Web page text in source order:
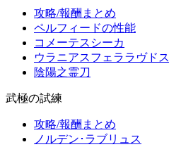
攻略/報酬まとめ
ペルフィードの性能
コメーテスシーカ
ウラニアスフェララヴドス
陰陽之霊刀
武極の試練
攻略/報酬まとめ
ノルデン･ラブリュス